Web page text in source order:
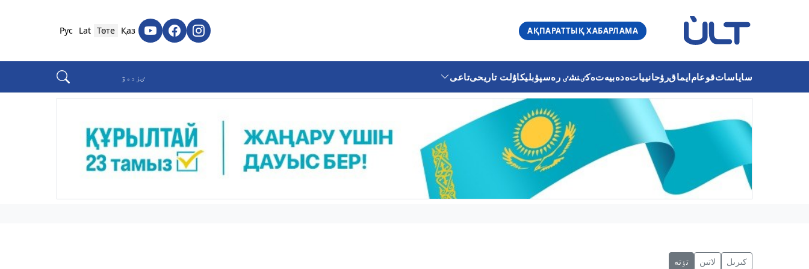
АҚПАРАТТЫҚ ХАБАРЛАМА
Қаз
Төте
Lat
Рус
ساياساتقوعامايماقرۋحانيياتەدەبيەتەكٸنشٸ رەسپۋبليكاۇلت تاريحىتاعى
كىرىل لاتىن تٶتە